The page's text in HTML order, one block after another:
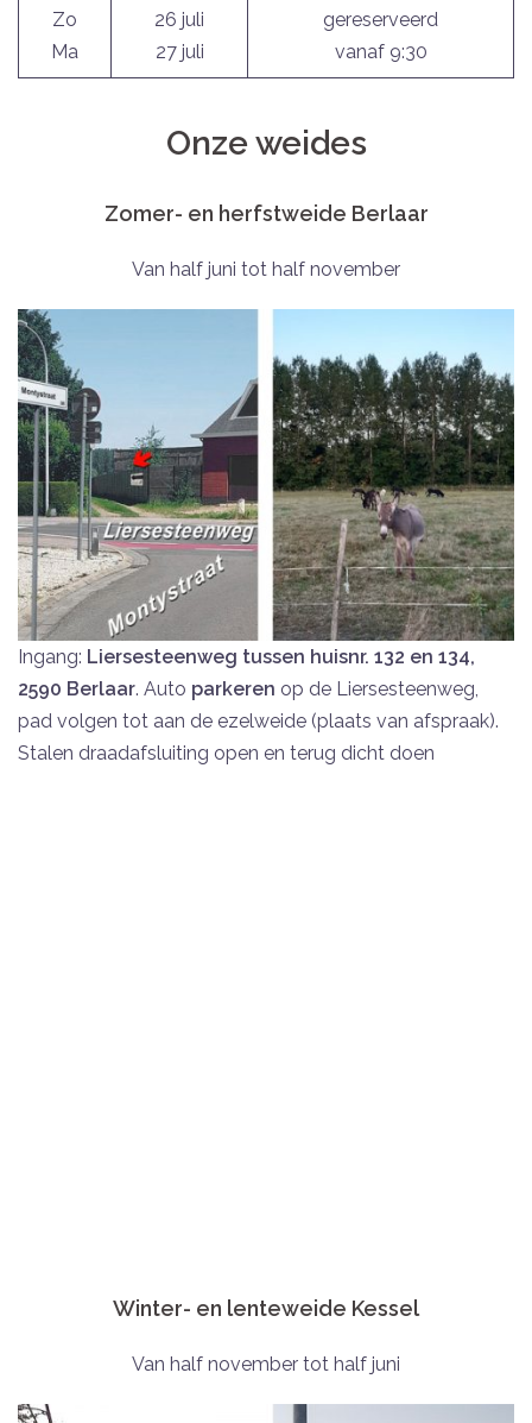
Zo
Ma
26 juli
27 juli
gereserveerd
vanaf 9:30
Onze weides
Zomer- en herfstweide Berlaar
Van half juni tot half november
Ingang: Liersesteenweg tussen huisnr. 132 en 134,
2590 Berlaar. Auto parkeren op de Liersesteenweg,
pad volgen tot aan de ezelweide (plaats van afspraak).
Stalen draadafsluiting open en terug dicht doen
Winter- en lenteweide Kessel
Van half november tot half juni